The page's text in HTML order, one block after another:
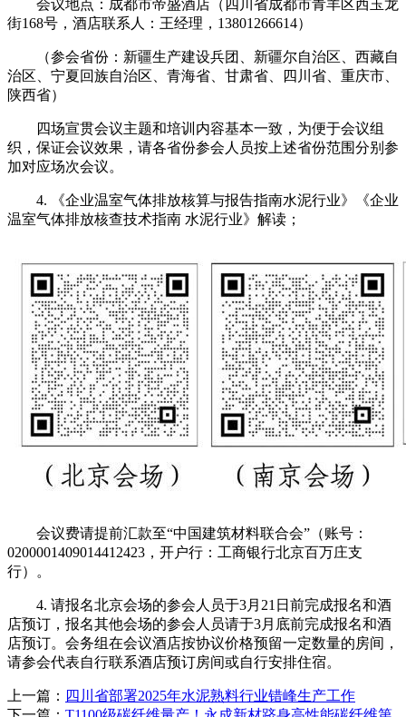
会议地点：成都市帝盛酒店（四川省成都市青羊区西玉龙
街168号，酒店联系人：王经理，13801266614）
（参会省份：新疆生产建设兵团、新疆尔自治区、西藏自
治区、宁夏回族自治区、青海省、甘肃省、四川省、重庆市、
陕西省）
四场宣贯会议主题和培训内容基本一致，为便于会议组
织，保证会议效果，请各省份参会人员按上述省份范围分别参
加对应场次会议。
4. 《企业温室气体排放核算与报告指南水泥行业》《企业
温室气体排放核查技术指南 水泥行业》解读；
会议费请提前汇款至“中国建筑材料联合会”（账号：
0200001409014412423，开户行：工商银行北京百万庄支
行）。
4. 请报名北京会场的参会人员于3月21日前完成报名和酒
店预订，报名其他会场的参会人员请于3月底前完成报名和酒
店预订。会务组在会议酒店按协议价格预留一定数量的房间，
请参会代表自行联系酒店预订房间或自行安排住宿。
上一篇： 四川省部署2025年水泥熟料行业错峰生产工作